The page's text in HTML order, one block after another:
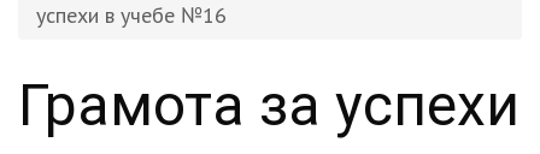
успехи в учебе №16
Грамота за успехи